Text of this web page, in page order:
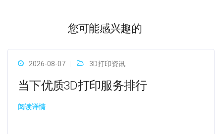
您可能感兴趣的
2026-08-07 3D打印资讯
当下优质3D打印服务排行
阅读详情